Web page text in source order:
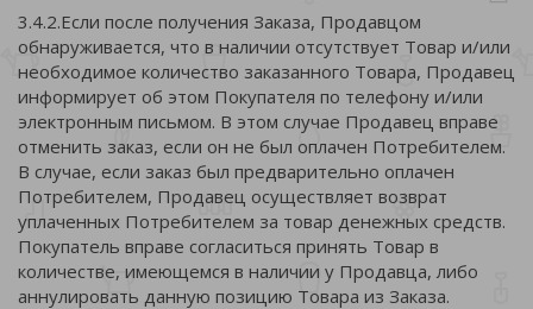
3.4.2.Если после получения Заказа, Продавцом
обнаруживается, что в наличии отсутствует Товар и/или
необходимое количество заказанного Товара, Продавец
информирует об этом Покупателя по телефону и/или
электронным письмом. В этом случае Продавец вправе
отменить заказ, если он не был оплачен Потребителем.
В случае, если заказ был предварительно оплачен
Потребителем, Продавец осуществляет возврат
уплаченных Потребителем за товар денежных средств.
Покупатель вправе согласиться принять Товар в
количестве, имеющемся в наличии у Продавца, либо
аннулировать данную позицию Товара из Заказа.